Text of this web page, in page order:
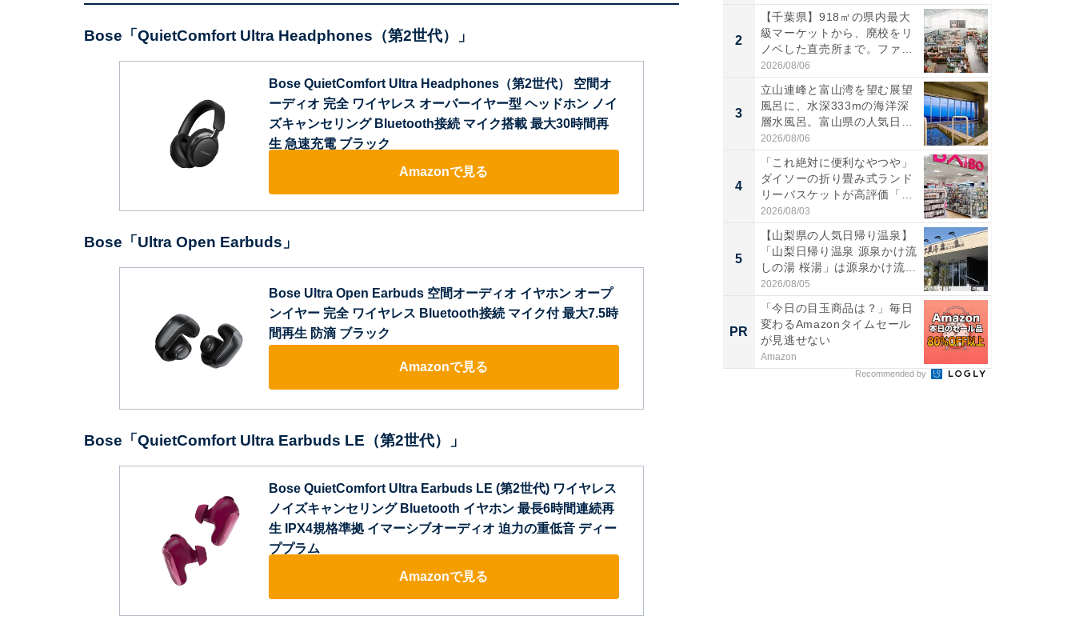
Bose「QuietComfort Ultra Headphones（第2世代）」
Bose QuietComfort Ultra Headphones（第2世代） 空間オ
ーディオ 完全 ワイヤレス オーバーイヤー型 ヘッドホン ノイ
ズキャンセリング Bluetooth接続 マイク搭載 最大30時間再
生 急速充電 ブラック
Amazonで見る
Bose「Ultra Open Earbuds」
Bose Ultra Open Earbuds 空間オーディオ イヤホン オープ
ンイヤー 完全 ワイヤレス Bluetooth接続 マイク付 最大7.5時
間再生 防滴 ブラック
Amazonで見る
Bose「QuietComfort Ultra Earbuds LE（第2世代）」
Bose QuietComfort Ultra Earbuds LE (第2世代) ワイヤレス
ノイズキャンセリング Bluetooth イヤホン 最長6時間連続再
生 IPX4規格準拠 イマーシブオーディオ 迫力の重低音 ディー
ププラム
Amazonで見る
2
【千葉県】918㎡の県内最大
級マーケットから、廃校をリ
ノベした直売所まで。ファ
ー...
2026/08/06
3
立山連峰と富山湾を望む展望
風呂に、水深333mの海洋深
層水風呂。富山県の人気日
帰...
2026/08/06
4
「これ絶対に便利なやつや」
ダイソーの折り畳み式ランド
リーバスケットが高評価「使
わ...
2026/08/03
5
【山梨県の人気日帰り温泉】
「山梨日帰り温泉 源泉かけ流
しの湯 桜湯」は源泉かけ流...
2026/08/05
PR
「今日の目玉商品は？」毎日
変わるAmazonタイムセール
が見逃せない
Amazon
Recommended by